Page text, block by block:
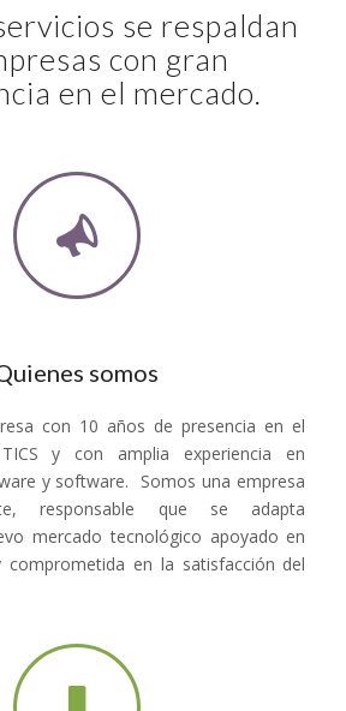
se respaldan
con gran
en el mercado.
somos
con 10 años de presencia en el
y con amplia experiencia en
y software. Somos una empresa
responsable que se adapta
mercado tecnológico apoyado en
comprometida en la satisfacción del